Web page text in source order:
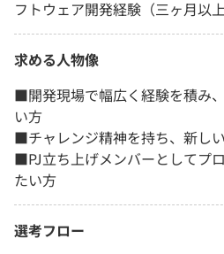
フトウェア開発経験（三ヶ月以上
求める人物像
■開発現場で幅広く経験を積み
い方
■チャレンジ精神を持ち、新し
■PJ立ち上げメンバーとしてプ
たい方
選考フロー